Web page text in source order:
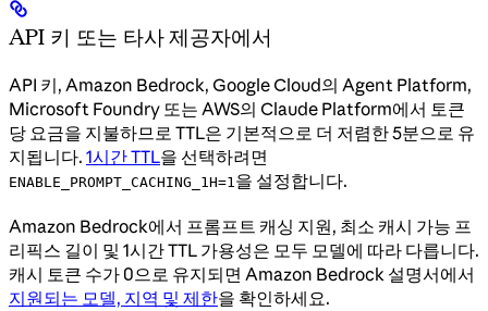
API 키 또는 타사 제공자에서
API 키, Amazon Bedrock, Google Cloud의 Agent Platform,
Microsoft Foundry 또는 AWS의 Claude Platform에서 토큰
당 요금을 지불하므로 TTL은 기본적으로 더 저렴한 5분으로 유
지됩니다. 1시간 TTL을 선택하려면
ENABLE_PROMPT_CACHING_1H=1을 설정합니다.
Amazon Bedrock에서 프롬프트 캐싱 지원, 최소 캐시 가능 프
리픽스 길이 및 1시간 TTL 가용성은 모두 모델에 따라 다릅니다.
캐시 토큰 수가 0으로 유지되면 Amazon Bedrock 설명서에서
지원되는 모델, 지역 및 제한을 확인하세요.